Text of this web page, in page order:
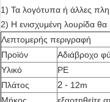
1) Τα λογότυπα ή άλλες
2) Η ενισχυμένη λουρίδα
Λεπτομερής περιγραφή
Προϊόν
Αδιάβροχο
Υλικό
PE
Πλάτος
2 - 12m